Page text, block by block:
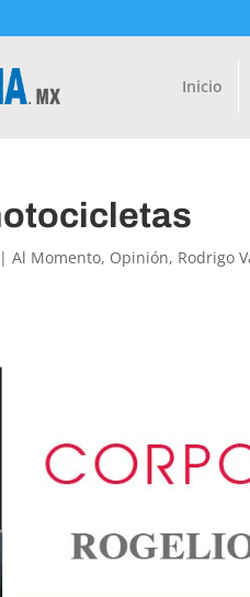
Inicio
|Al Momento, Opinión, Rodrigo